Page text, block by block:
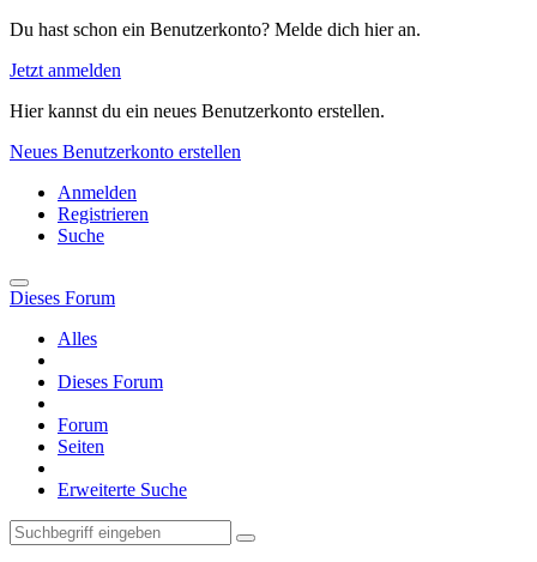
Du hast schon ein Benutzerkonto? Melde dich hier an.
Jetzt anmelden
Hier kannst du ein neues Benutzerkonto erstellen.
Neues Benutzerkonto erstellen
Anmelden
Registrieren
Suche
Dieses Forum
Alles
Dieses Forum
Forum
Seiten
Erweiterte Suche